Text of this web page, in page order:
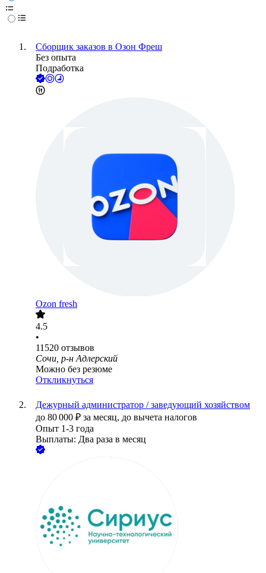
Сборщик заказов в Озон Фреш
Без опыта
Подработка
Ozon fresh
4.5
•
11520 отзывов
Сочи, р-н Адлерский
Можно без резюме
Откликнуться
Дежурный администратор / заведующий хозяйством
до 80 000 ₽ за месяц, до вычета налогов
Опыт 1-3 года
Выплаты: Два раза в месяц